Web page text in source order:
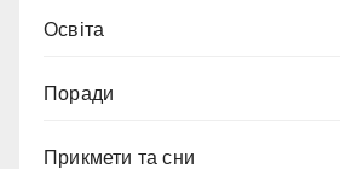
Освіта
Поради
Прикмети та сни